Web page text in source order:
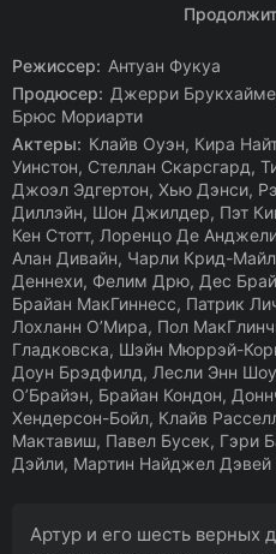
Режиссер: Антуан Фукуа
Продюсер: Джерри
Брюс Мориарти
Актеры: Клайв Оуэн, Кира
Уинстон, Стеллан Скарсгард,
Джоэл Эдгертон, Хью Дэнси,
Диллэйн, Шон Джилдер, Пэт
Кен Стотт, Лоренцо Де
Алан Дивайн, Чарли Крид-
Деннехи, Фелим Дрю, Дес
Брайан МакГиннесс, Патрик
Лохланн О’Мира, Пол
Гладковска, Шэйн Мюррэй-
Доун Брэдфилд, Лесли Энн
О’Брайэн, Брайан Кондон,
Хендерсон-Бойл, Клайв
Мактавиш, Павел Бусек, Гэри
Дэйли, Мартин Найджел Дэвей
Артур и его шесть верных